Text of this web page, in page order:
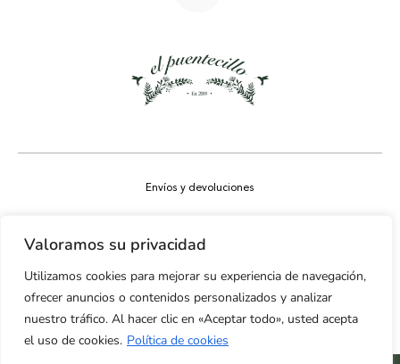
Valoramos su privacidad
Utilizamos cookies para mejorar su experiencia de navegación,
ofrecer anuncios o contenidos personalizados y analizar
nuestro tráfico. Al hacer clic en «Aceptar todo», usted acepta
el uso de cookies. Política de cookies
Envíos y devoluciones
Accesibilidad